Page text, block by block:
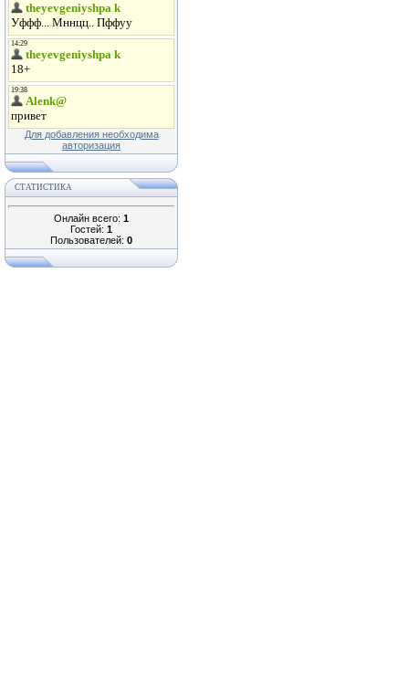
Для добавления необходима
авторизация
СТАТИСТИКА
Онлайн всего: 1
Гостей: 1
Пользователей: 0